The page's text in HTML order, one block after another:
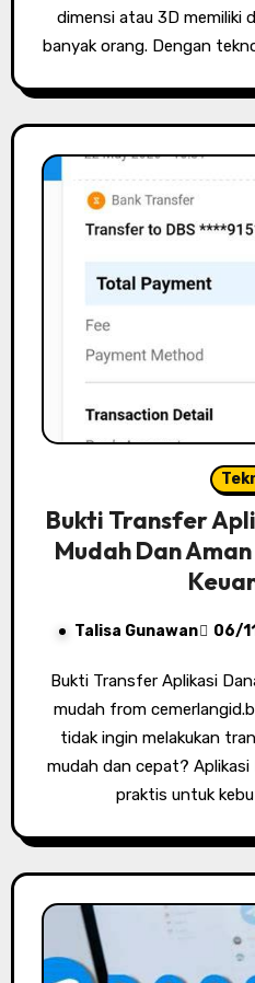
dimensi atau 3D memiliki
banyak orang. Dengan
Bukti Transfer
Mudah Dan
Talisa Gunawan 06/
Bukti Transfer Aplikasi Dana pasang aplikasi dengan
mudah from
tidak ingin melakukan
mudah dan cepat?
praktis untuk